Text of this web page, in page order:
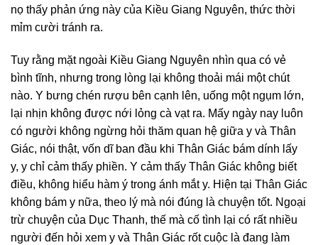
nọ thấy phản ứng này của Kiều Giang Nguyên, thức thời
mỉm cười tránh ra.
Tuy rằng mặt ngoài Kiều Giang Nguyên nhìn qua có vẻ
bình tĩnh, nhưng trong lòng lại không thoải mái một chút
nào. Y bưng chén rượu bên cạnh lên, uống một ngụm lớn,
lại nhịn không được nới lỏng cà vạt ra. Mấy ngày nay luôn
có người không ngừng hỏi thăm quan hệ giữa y và Thân
Giác, nói thật, vốn dĩ ban đầu khi Thân Giác bám dính lấy
y, y chỉ cảm thấy phiền. Y cảm thấy Thân Giác không biết
điều, không hiểu hàm ý trong ánh mắt y. Hiện tại Thân Giác
không bám y nữa, theo lý mà nói đúng là chuyện tốt. Ngoại
trừ chuyện của Dục Thanh, thế mà cố tình lại có rất nhiều
người đến hỏi xem y và Thân Giác rốt cuộc là đang làm